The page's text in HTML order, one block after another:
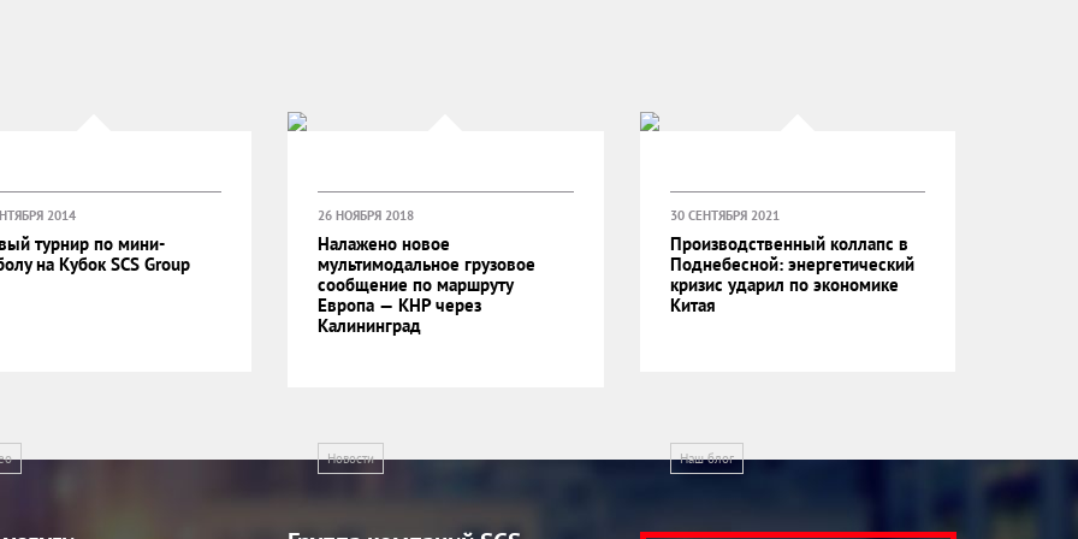
2014
турнир по мини-
на Кубок SCS Group
Новости
26 НОЯБРЯ 2018
Налажено новое
мультимодальное грузовое
сообщение по маршруту
Европа — КНР через
Калининград
Наш блог
30 СЕНТЯБРЯ 2021
Производственный коллапс в
Поднебесной: энергетический
кризис ударил по экономике
Китая